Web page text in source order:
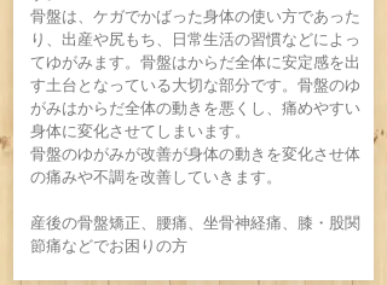
骨盤は、ケガでかばった身体の使い方であった
り、出産や​尻もち、日常生活の習慣などによっ
てゆがみます。骨盤はからだ全体に安定感を出
す土台となっている大切な部分です。骨盤のゆ
がみはからだ全体の動きを悪くし、痛めやすい
身体に変化させてしまいます。
​骨盤のゆがみが改善が身体の動き を変化させ体
の痛みや不調を改善していきます。
産後の骨盤矯正、腰痛、坐骨神経痛、膝・股関
節痛などでお困りの方